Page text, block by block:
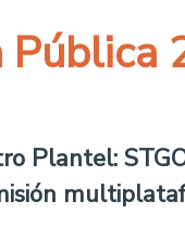
Pública
Plantel: